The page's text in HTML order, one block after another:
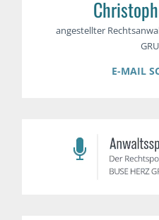
angestellter
E-MAIL